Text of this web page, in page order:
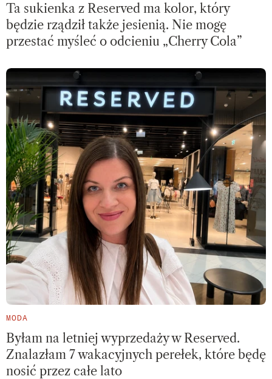
Ta sukienka z Reserved ma kolor, który
będzie rządził także jesienią. Nie mogę
przestać myśleć o odcieniu „Cherry Cola”
MODA
Byłam na letniej wyprzedaży w Reserved.
Znalazłam 7 wakacyjnych perełek, które będę
nosić przez całe lato